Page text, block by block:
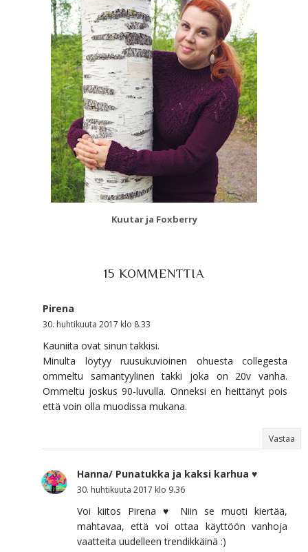
Kuutar ja Foxberry
15 KOMMENTTIA
Pirena
30. huhtikuuta 2017 klo 8.33
Kauniita ovat sinun takkisi.
Minulta löytyy ruusukuvioinen ohuesta collegesta
ommeltu samantyylinen takki joka on 20v vanha.
Ommeltu joskus 90-luvulla. Onneksi en heittänyt pois
että voin olla muodissa mukana.
Vastaa
Hanna/ Punatukka ja kaksi karhua ♥
30. huhtikuuta 2017 klo 9.36
Voi kiitos Pirena ♥ Niin se muoti kiertää,
mahtavaa, että voi ottaa käyttöön vanhoja
vaatteita uudelleen trendikkäinä :)